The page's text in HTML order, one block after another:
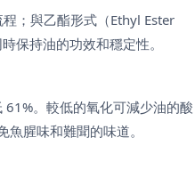
；與乙酯形式（Ethyl Ester
保持油的功效和穩定性。
。較低的氧化可減少油的酸
腥味和難聞的味道。